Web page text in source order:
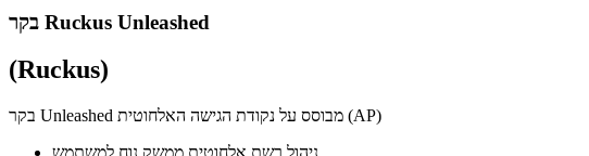
בקר Ruckus Unleashed
(Ruckus)
בקר Unleashed מבוסס על נקודת הגישה האלחוטית (AP)